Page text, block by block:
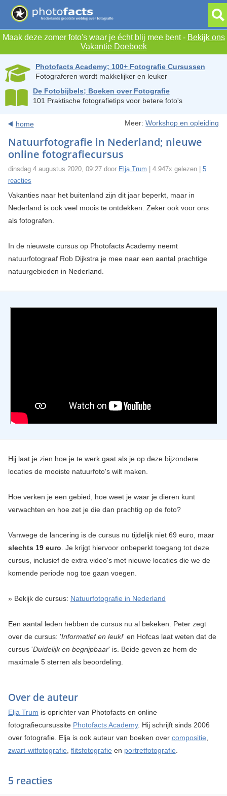
Maak deze zomer foto's waar je écht blij mee bent - Bekijk ons
Vakantie Doeboek
Photofacts Academy; 100+ Fotografie Cursussen
Fotograferen wordt makkelijker en leuker
De Fotobijbels; Boeken over Fotografie
101 Praktische fotografietips voor betere foto's
home Meer:Workshop en opleiding
Natuurfotografie in Nederland; nieuwe
online fotografiecursus
dinsdag 4 augustus 2020, 09:27 door Elja Trum | 4.947x gelezen | 5
reacties
Vakanties naar het buitenland zijn dit jaar beperkt, maar in
Nederland is ook veel moois te ontdekken. Zeker ook voor ons
als fotografen.
In de nieuwste cursus op Photofacts Academy neemt
natuurfotograaf Rob Dijkstra je mee naar een aantal prachtige
natuurgebieden in Nederland.
Hij laat je zien hoe je te werk gaat als je op deze bijzondere
locaties de mooiste natuurfoto's wilt maken.
Hoe verken je een gebied, hoe weet je waar je dieren kunt
verwachten en hoe zet je die dan prachtig op de foto?
Vanwege de lancering is de cursus nu tijdelijk niet 69 euro, maar
slechts 19 euro . Je krijgt hiervoor onbeperkt toegang tot deze
cursus, inclusief de extra video's met nieuwe locaties die we de
komende periode nog toe gaan voegen.
» Bekijk de cursus: Natuurfotografie in Nederland
Een aantal leden hebben de cursus nu al bekeken. Peter zegt
over de cursus: 'Informatief en leuk!' en Hofcas laat weten dat de
cursus 'Duidelijk en begrijpbaar' is. Beide geven ze hem de
maximale 5 sterren als beoordeling.
Over de auteur
Elja Trum is oprichter van Photofacts en online
fotografiecursussite Photofacts Academy. Hij schrijft sinds 2006
over fotografie. Elja is ook auteur van boeken over compositie
zwart-witfotografie flitsfotografie en portretfotografie
5 reacties